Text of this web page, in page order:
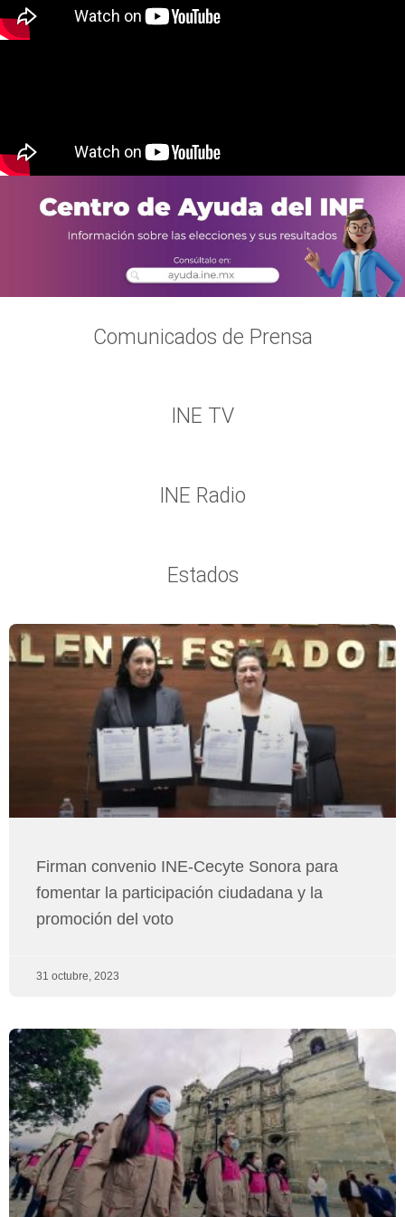
Comunicados de Prensa
INE TV
INE Radio
Estados
Firman convenio INE-Cecyte Sonora para
fomentar la participación ciudadana y la
promoción del voto
31 octubre, 2023
Página Página PáginaPáginaPáginaPágina Página